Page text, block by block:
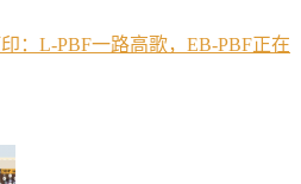
：L-PBF一路高歌，EB-PBF正在